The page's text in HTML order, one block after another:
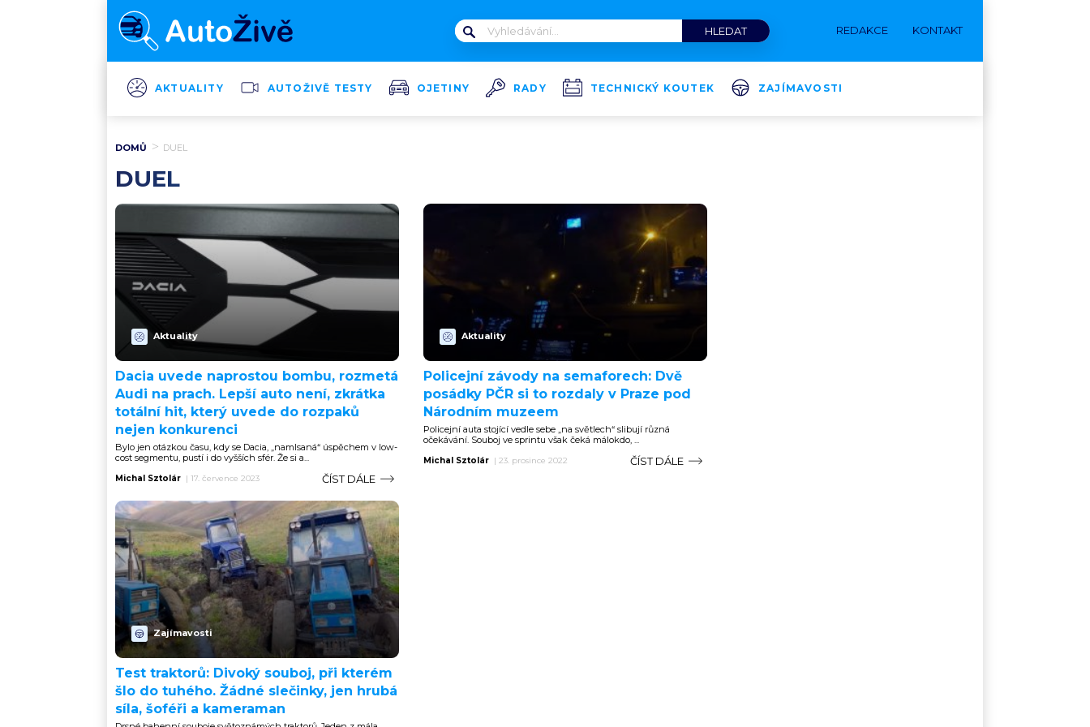
REDAKCE KONTAKT
AKTUALITY AUTOŽIVĚ TESTY OJETINY RADY TECHNICKÝ KOUTEK ZAJÍMAVOSTI
DOMŮ DUEL
DUEL
Aktuality
Dacia uvede naprostou bombu, rozmetá
Audi na prach. Lepší auto není, zkrátka
totální hit, který uvede do rozpaků
nejen konkurenci
Bylo jen otázkou času, kdy se Dacia, „namlsaná“ úspěchem v low-
cost segmentu, pustí i do vyšších sfér. Že si a...
Michal Sztolár | 17. července 2023 ČÍST DÁLE
Aktuality
Policejní závody na semaforech: Dvě
posádky PČR si to rozdaly v Praze pod
Národním muzeem
Policejní auta stojící vedle sebe „na světlech“ slibují různá
očekávání. Souboj ve sprintu však čeká málokdo, ...
Michal Sztolár | 23. prosince 2022 ČÍST DÁLE
Zajímavosti
Test traktorů: Divoký souboj, při kterém
šlo do tuhého. Žádné slečinky, jen hrubá
síla, šoféři a kameraman